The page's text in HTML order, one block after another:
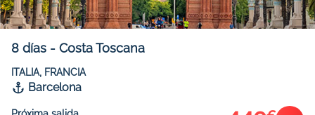
8 días - Costa Toscana
ITALIA, FRANCIA
Barcelona